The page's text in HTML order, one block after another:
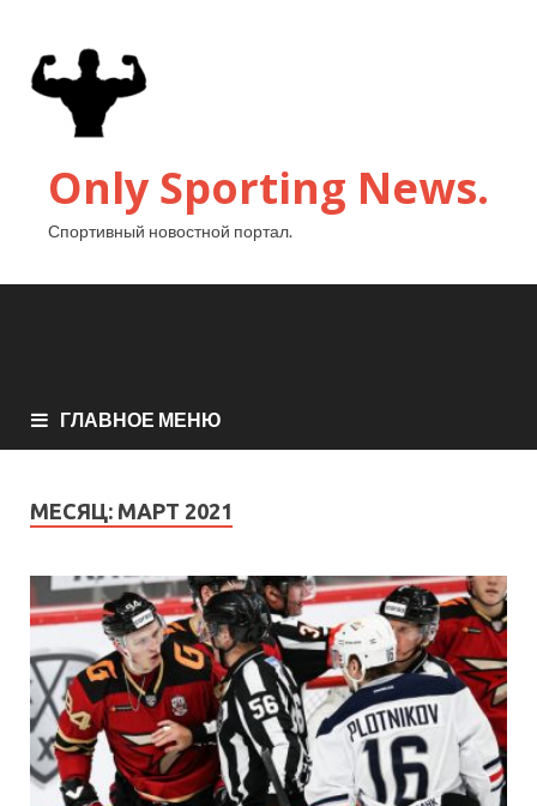
Only Sporting News.
Спортивный новостной портал.
ГЛАВНОЕ МЕНЮ
МЕСЯЦ: МАРТ 2021